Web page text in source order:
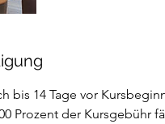
bis 14 Tage vor
Prozent der Kursgebühr